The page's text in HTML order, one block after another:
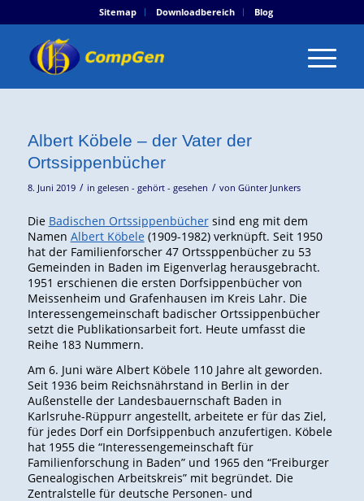
Sitemap Downloadbereich Blog
Albert Köbele – der Vater der
Ortssippenbücher
8. Juni 2019 / in gelesen - gehört - gesehen / von Günter Junkers
Die Badischen Ortssippenbüchersind eng mit dem
Namen Albert Köbele (1909-1982) verknüpft. Seit 1950
hat der Familienforscher 47 Ortssppenbücher zu 53
Gemeinden in Baden im Eigenverlag herausgebracht.
1951 erschienen die ersten Dorfsippenbücher von
Meissenheim und Grafenhausen im Kreis Lahr. Die
Interessengemeinschaft badischer Ortssippenbücher
setzt die Publikationsarbeit fort. Heute umfasst die
Reihe 183 Nummern.
Am 6. Juni wäre Albert Köbele 110 Jahre alt geworden.
Seit 1936 beim Reichsnährstand in Berlin in der
Außenstelle der Landesbauernschaft Baden in
Karlsruhe-Rüppurr angestellt, arbeitete er für das Ziel,
für jedes Dorf ein Dorfsippenbuch anzufertigen. Köbele
hat 1955 die “Interessengemeinschaft für
Familienforschung in Baden” und 1965 den “Freiburger
Genealogischen Arbeitskreis” mit begründet. Die
Zentralstelle für deutsche Personen- und